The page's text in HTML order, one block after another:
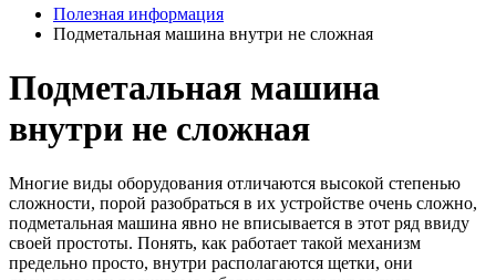
Полезная информация
Подметальная машина внутри не сложная
Подметальная машина
внутри не сложная
Многие виды оборудования отличаются высокой степенью
сложности, порой разобраться в их устройстве очень сложно,
подметальная машина явно не вписывается в этот ряд ввиду
своей простоты. Понять, как работает такой механизм
предельно просто, внутри располагаются щетки, они